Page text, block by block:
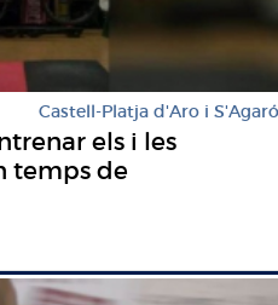
Castell-Platja d'Aro i S'Agaró
els i les
temps de